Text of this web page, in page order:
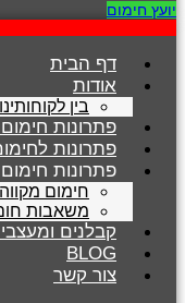
יועץ חימום
דף הבית
אודות
בין לקוחותינו
פתרונות
פתרונות
פתרונות חימום
חימום מקווה
משאבות
קבלנים
BLOG
צור קשר